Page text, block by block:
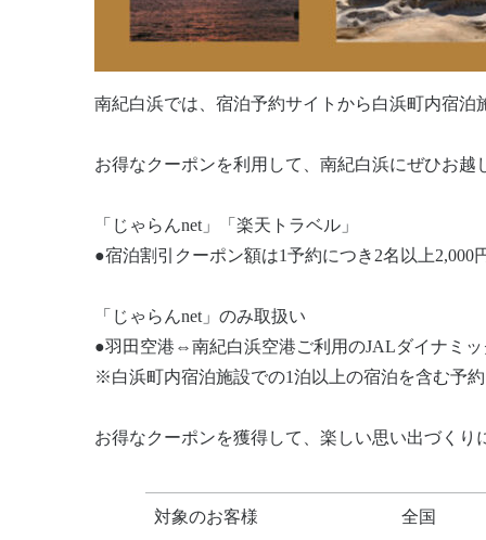
南紀白浜では、宿泊予約サイトから白浜町内宿泊
お得なクーポンを利用して、南紀白浜にぜひお越
「じゃらんnet」「楽天トラベル」
●宿泊割引クーポン額は1予約につき2名以上2,000
「じゃらんnet」のみ取扱い
●羽田空港⇔南紀白浜空港ご利用のJALダイナミ
※白浜町内宿泊施設での1泊以上の宿泊を含む予
お得なクーポンを獲得して、楽しい思い出づくり
対象のお客様 全国